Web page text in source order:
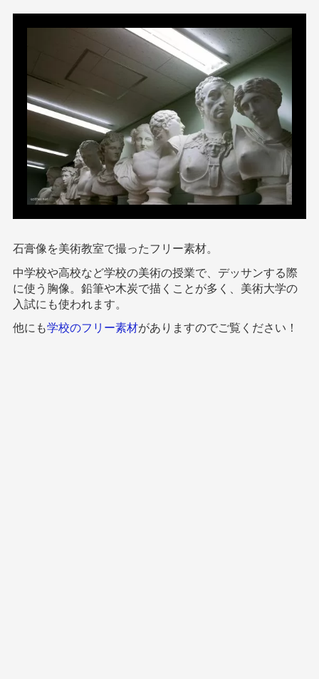
石膏像を美術教室で撮ったフリー素材。
中学校や高校など学校の美術の授業で、デッサンする際
に使う胸像。鉛筆や木炭で描くことが多く、美術大学の
入試にも使われます。
他にも学校のフリー素材がありますのでご覧ください！